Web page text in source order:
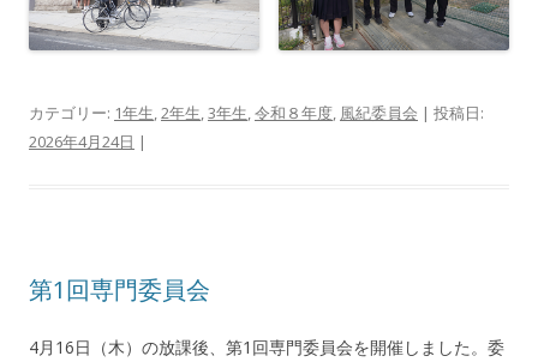
カテゴリー: 1年生,2年生,3年生,令和８年度, 風紀委員会 | 投稿日:
2026年4月24日 |
第1回専門委員会
4月16日（木）の放課後、第1回専門委員会を開催しました。委